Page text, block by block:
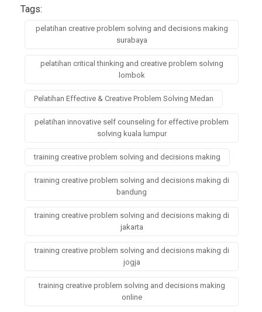
Tags:
pelatihan creative problem solving and decisions making
surabaya
pelatihan critical thinking and creative problem solving
lombok
Pelatihan Effective & Creative Problem Solving Medan
pelatihan innovative self counseling for effective problem
solving kuala lumpur
training creative problem solving and decisions making
training creative problem solving and decisions making di
bandung
training creative problem solving and decisions making di
jakarta
training creative problem solving and decisions making di
jogja
training creative problem solving and decisions making
online